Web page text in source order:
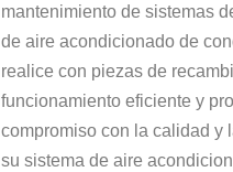
mantenimiento de sistemas
de aire acondicionado de
realice con piezas de
funcionamiento eficiente y
compromiso con la calidad y
su sistema de aire